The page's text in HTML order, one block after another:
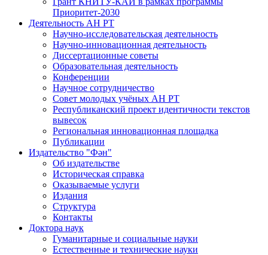
Приоритет-2030
Деятельность АН РТ
Научно-исследовательская деятельность
Научно-инновационная деятельность
Диссертационные советы
Образовательная деятельность
Конференции
Научное сотрудничество
Совет молодых учёных АН РТ
Республиканский проект идентичности текстов
вывесок
Региональная инновационная площадка
Публикации
Издательство "Фән"
Об издательстве
Историческая справка
Оказываемые услуги
Издания
Структура
Контакты
Доктора наук
Гуманитарные и социальные науки
Естественные и технические науки